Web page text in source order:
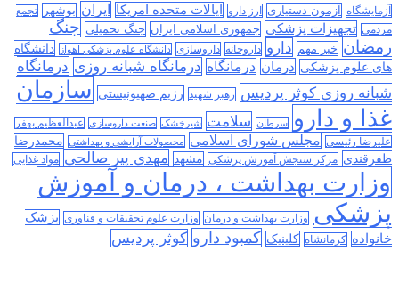
آزمایشگاه آزمون دستیاری ارز دارو ایالات متحده امریکا ایران بوشهر
تجمع
مردمی تجهیزات پزشکی جمهوری اسلامی ایران جنگ تحمیلی جنگ
رمضان خبر مهم دارو داروخانه داروسازی دانشگاه علوم پزشکی اهواز
دانشگاه
های علوم پزشکی درمان درمانگاه درمانگاه شبانه روزی درمانگاه
شبانه روزی کوثر پردیس رهبر شهید رژیم صهیونیستی سازمان
غذا و دارو
سرطان سلامت شیرخشک صنعت داروسازی عبدالعظیم بهفر
علیرضا رئیسی مجلس شورای اسلامی محصولات آرایشی و بهداشتی محمدرضا
ظفرقندی مرکز سنجش آموزش پزشکی مشهد مهدی پیر صالحی مواد غذایی
وزارت بهداشت ، درمان و آموزش
پزشکی وزارت بهداشت و درمان وزارت علوم تحقیقات و فناوری پزشک
خانواده کرمانشاه کلینیک کمبود دارو کوثر پردیس